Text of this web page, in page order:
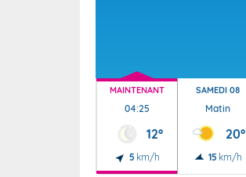
MAINTENANT
04:25
12°
5 km/h
SAMEDI 08
Matin
20°
15 km/h